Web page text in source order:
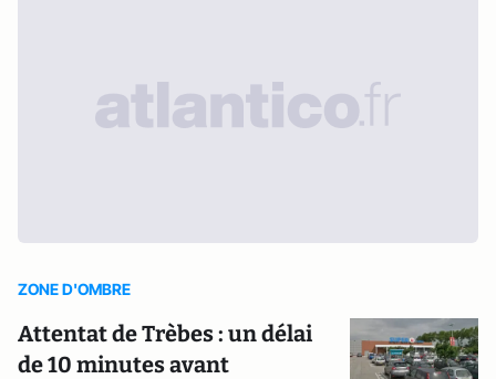
ZONE D'OMBRE
Attentat de Trèbes : un délai
de 10 minutes avant